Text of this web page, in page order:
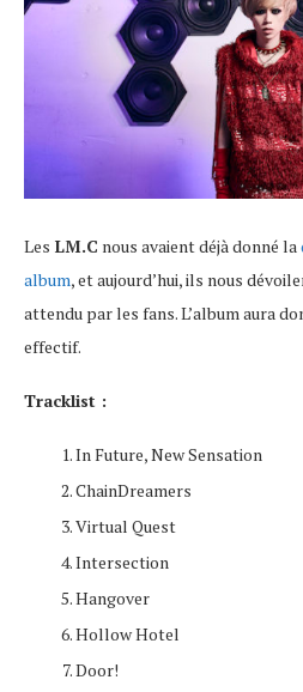
Les LM.C nous avaient déjà donné la
album, et aujourd’hui, ils nous
attendu par les fans. L’album aura
effectif.
Tracklist :
In Future, New Sensation
ChainDreamers
Virtual Quest
Intersection
Hangover
Hollow Hotel
Door!